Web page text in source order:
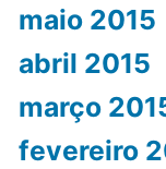
maio 2015
abril 2015
março
fevereiro